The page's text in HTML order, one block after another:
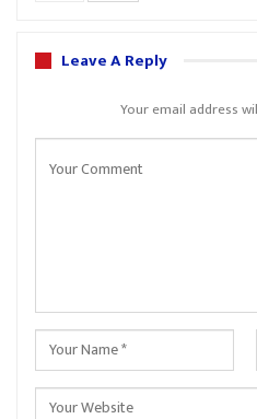
Leave A Reply
Your email address